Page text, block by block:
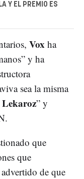
Y EL PREMIO ES
Vox ha
y ha
sea la misma
Lekaroz” y
que
que
de que